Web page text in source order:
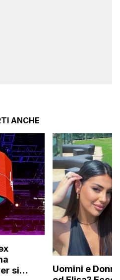
ANCHE
si
Uomini e